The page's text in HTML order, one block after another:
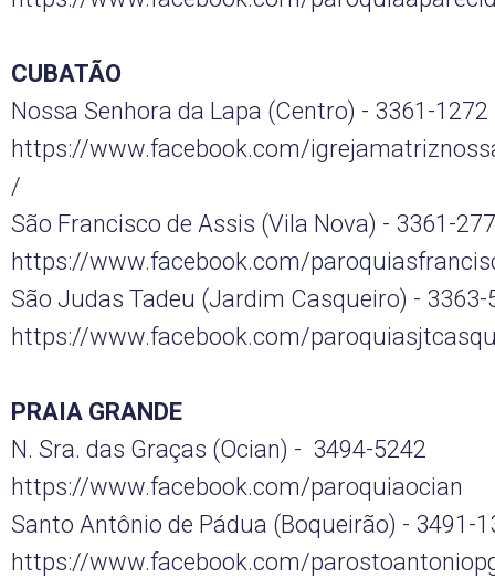
CUBATÃO
Nossa Senhora da Lapa (Centro) - 3361-1272
https://www.facebook.com/
/
São Francisco de Assis (Vila Nova) - 3361-
https://www.facebook.com/
São Judas Tadeu (Jardim Casqueiro) - 3363-
https://www.facebook.com/
PRAIA GRANDE
N. Sra. das Graças (Ocian) - 3494-5242
https://www.facebook.com/paroquiaocian
Santo Antônio de Pádua (Boqueirão) - 3491-
https://www.facebook.com/